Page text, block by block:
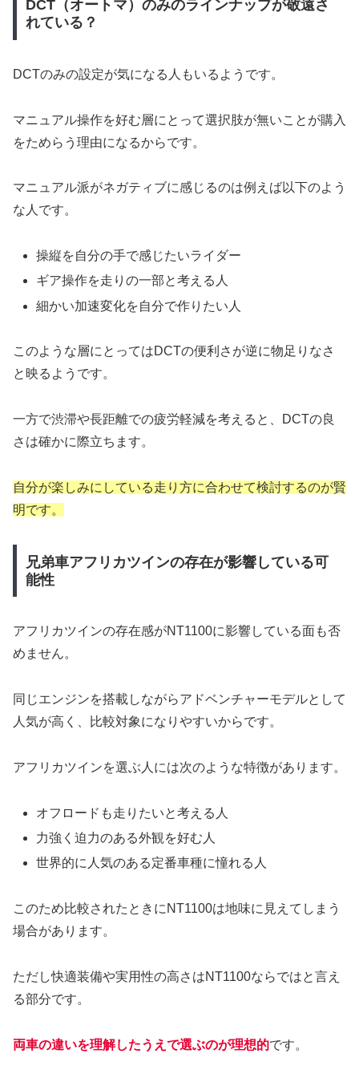
DCT（オートマ）のみのラインナップが敬遠さ
れている？
DCTのみの設定が気になる人もいるようです。
マニュアル操作を好む層にとって選択肢が無いことが購入
をためらう理由になるからです。
マニュアル派がネガティブに感じるのは例えば以下のよう
な人です。
操縦を自分の手で感じたいライダー
ギア操作を走りの一部と考える人
細かい加速変化を自分で作りたい人
このような層にとってはDCTの便利さが逆に物足りなさ
と映るようです。
一方で渋滞や長距離での疲労軽減を考えると、DCTの良
さは確かに際立ちます。
自分が楽しみにしている走り方に合わせて検討するのが賢
明です。
兄弟車アフリカツインの存在が影響している可
能性
アフリカツインの存在感がNT1100に影響している面も否
めません。
同じエンジンを搭載しながらアドベンチャーモデルとして
人気が高く、比較対象になりやすいからです。
アフリカツインを選ぶ人には次のような特徴があります。
オフロードも走りたいと考える人
力強く迫力のある外観を好む人
世界的に人気のある定番車種に憧れる人
このため比較されたときにNT1100は地味に見えてしまう
場合があります。
ただし快適装備や実用性の高さはNT1100ならではと言え
る部分です。
両車の違いを理解したうえで選ぶのが理想的です。